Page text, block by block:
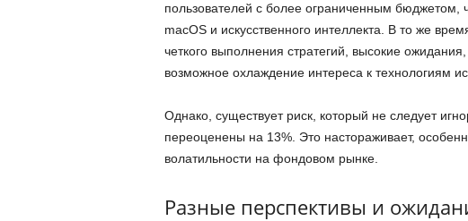
пользователей с более ограниченным бюджетом,
macOS и искусственного интеллекта. В то же
четкого выполнения стратегий, высокие
возможное охлаждение интереса к технологиям
Однако, существует риск, который не следует
переоценены на 13%. Это настораживает,
волатильности на фондовом рынке.
Разные перспективы и